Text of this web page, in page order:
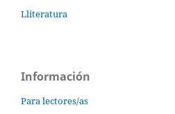
Lliteratura
Información
Para lectores/as